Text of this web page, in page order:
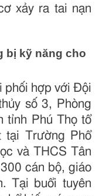
xảy ra tai nạn
bị kỹ năng cho
phối hợp với Đội
số 3, Phòng
tỉnh Phú Thọ tổ
tại Trường Phổ
và THCS Tân
cán bộ, giáo
Tại buổi tuyên